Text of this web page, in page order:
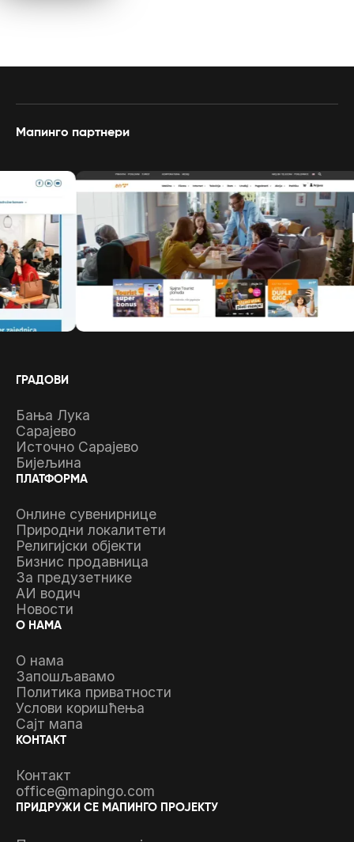
Мапинго партнери
ГРАДОВИ
Бања Лука
Сарајево
Источно Сарајево
Бијељина
ПЛАТФОРМА
Онлине сувенирнице
Природни локалитети
Религијски објекти
Бизнис продавница
За предузетнике
АИ водич
Новости
О НАМА
О нама
Запошљавамо
Политика приватности
Услови коришћења
Сајт мапа
КОНТАКТ
Контакт
office@mapingo.com
ПРИДРУЖИ СЕ МАПИНГО ПРОЈЕКТУ